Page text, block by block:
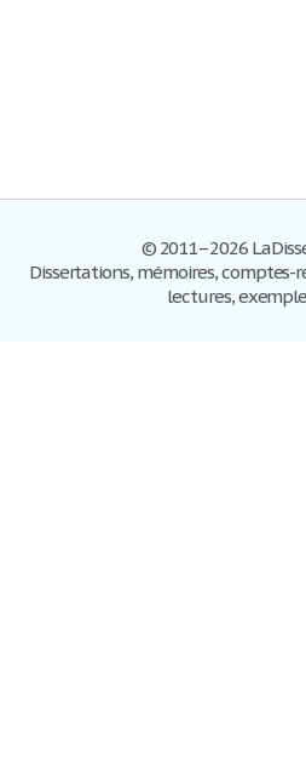
© 2011–2026
Dissertations, mémoires,
lectures,